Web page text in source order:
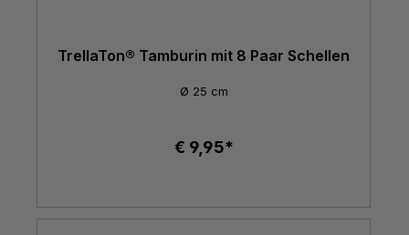
TrellaTon® Tamburin mit 8 Paar Schellen
Ø 25 cm
€ 9,95*